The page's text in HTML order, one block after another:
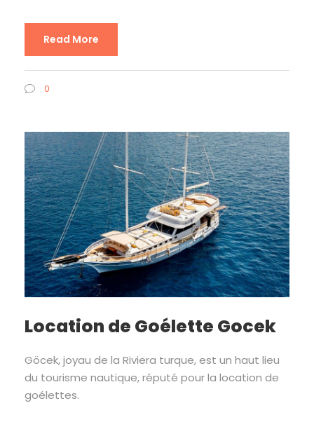
Read More
0
Location de Goélette Gocek
Göcek, joyau de la Riviera turque, est un haut lieu
du tourisme nautique, réputé pour la location de
goélettes.